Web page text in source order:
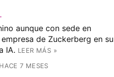
aunque con sede en
de Zuckerberg en su
IA. LEER MÁS »
HACE 7 MESES